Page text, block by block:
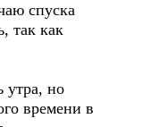
спуска
так как
утра, но
времени в